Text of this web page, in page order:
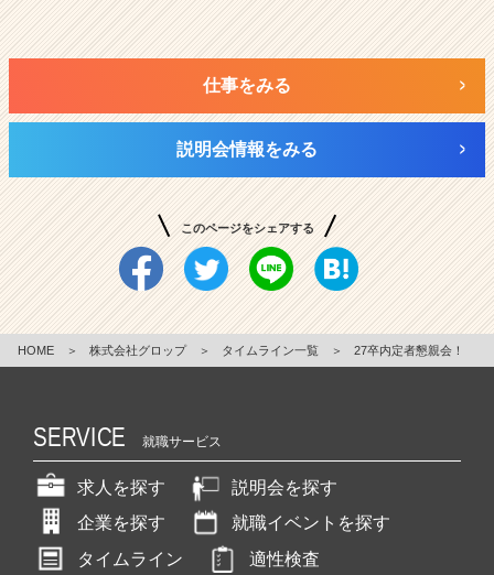
仕事をみる
説明会情報をみる
このページをシェアする
HOME ＞ 株式会社グロップ ＞ タイムライン一覧 ＞ 27卒内定者懇親会！
SERVICE 就職サービス
求人を探す
説明会を探す
企業を探す
就職イベントを探す
タイムライン
適性検査